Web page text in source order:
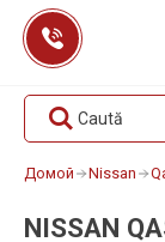
Перейти
содержанию
Caută
Домой Nissan
NISSAN